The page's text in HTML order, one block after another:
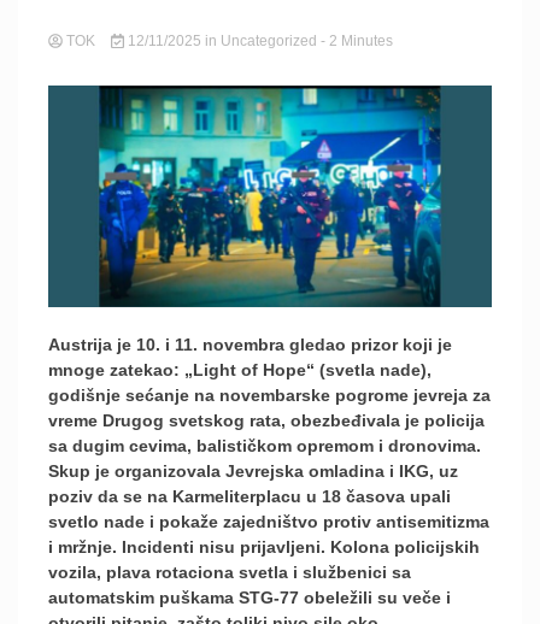
TOK 12/11/2025 in Uncategorized - 2 Minutes
Austrija je 10. i 11. novembra gledao prizor koji je
mnoge zatekao: „Light of Hope“ (svetla nade),
godišnje sećanje na novembarske pogrome jevreja za
vreme Drugog svetskog rata, obezbeđivala je policija
sa dugim cevima, balističkom opremom i dronovima.
Skup je organizovala Jevrejska omladina i IKG, uz
poziv da se na Karmeliterplacu u 18 časova upali
svetlo nade i pokaže zajedništvo protiv antisemitizma
i mržnje. Incidenti nisu prijavljeni. Kolona policijskih
vozila, plava rotaciona svetla i službenici sa
automatskim puškama STG-77 obeležili su veče i